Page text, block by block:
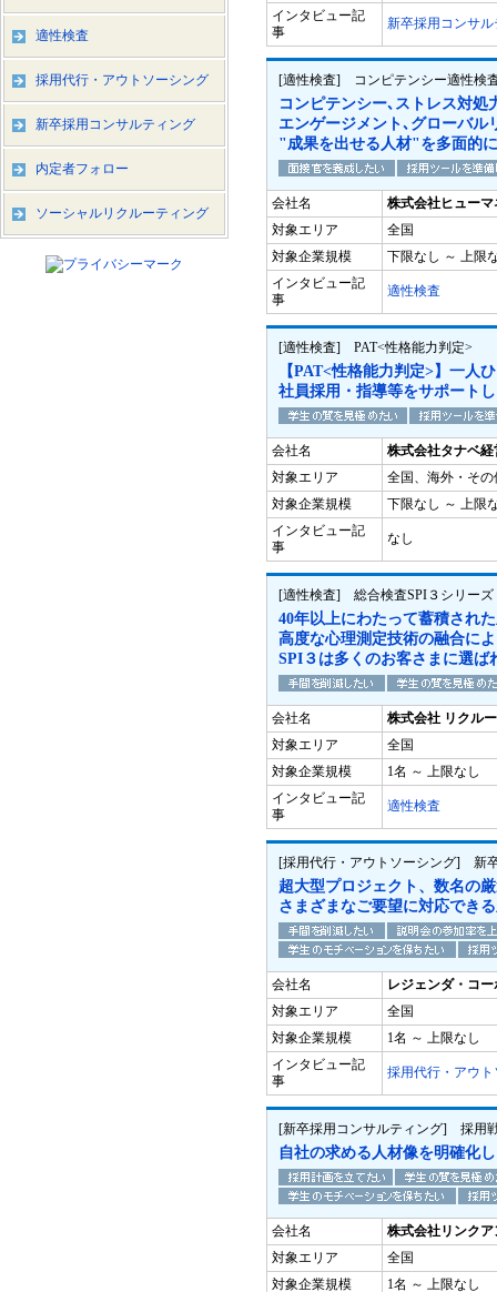
インタビュー記
事
新卒採用コンサル
[適性検査] コンピテンシー適性検
コンピテンシー､ストレス対処
エンゲージメント､グローバル
"成果を出せる人材"を多面的
会社名
株式会社ヒューマ
対象エリア
全国
対象企業規模
下限なし ～ 上限
インタビュー記
事
適性検査
[適性検査] PAT<性格能力判定>
【PAT<性格能力判定>】一人
社員採用・指導等をサポート
会社名
株式会社タナベ経
対象エリア
全国、海外・その
対象企業規模
下限なし ～ 上限
インタビュー記
事
なし
[適性検査] 総合検査SPI３シリーズ
40年以上にわたって蓄積され
高度な心理測定技術の融合に
SPI３は多くのお客さまに選ば
会社名
株式会社 リクル
対象エリア
全国
対象企業規模
1名 ～ 上限なし
インタビュー記
事
適性検査
[採用代行・アウトソーシング] 新
超大型プロジェクト、数名の
さまざまなご要望に対応でき
会社名
レジェンダ・コ
対象エリア
全国
対象企業規模
1名 ～ 上限なし
インタビュー記
事
採用代行・アウ
[新卒採用コンサルティング] 採用
自社の求める人材像を明確化
会社名
株式会社リンク
対象エリア
全国
対象企業規模
1名 ～ 上限なし
適性検査
採用代行・アウトソーシング
新卒採用コンサルティング
内定者フォロー
ソーシャルリクルーティング